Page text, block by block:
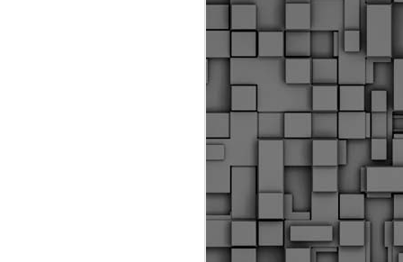
αστυνομικούς, οι οποίοι έχουν
εκπαίδευσή τους και
καθήκοντα.
ο Δήμος παρέλαβε τρία
οποία θα χρησιμοποιούνται για
μετακινήσεις των